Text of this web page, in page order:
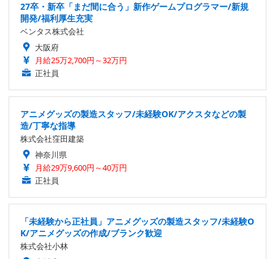
27卒・新卒「まだ間に合う」新作ゲームプログラマー/新規
開発/福利厚生充実
ベンタス株式会社
大阪府
月給25万2,700円～32万円
正社員
アニメグッズの製造スタッフ/未経験OK/アクスタなどの製
造/丁寧な指導
株式会社窪田建築
神奈川県
月給29万9,600円～40万円
正社員
「未経験から正社員」アニメグッズの製造スタッフ/未経験O
K/アニメグッズの作成/ブランク歓迎
株式会社小林